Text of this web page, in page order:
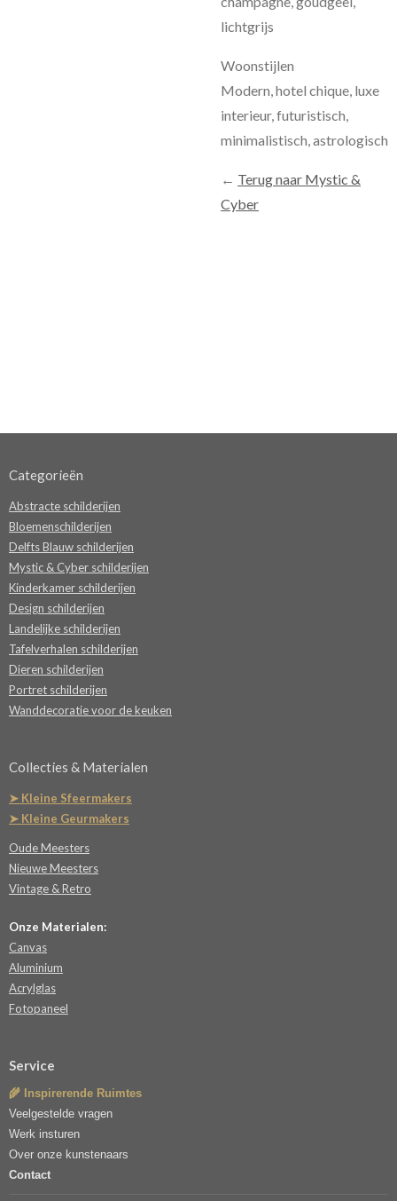
lichtgrijs
Woonstijlen
Modern, hotel chique, luxe
interieur, futuristisch,
minimalistisch, astrologisch
← Terug naar Mystic &
Cyber
Categorieën
Abstracte schilderijen
Bloemenschilderijen
Delfts Blauw schilderijen
Mystic & Cyber schilderijen
Kinderkamer schilderijen
Design schilderijen
Landelijke schilderijen
Tafelverhalen schilderijen
Dieren schilderijen
Portret schilderijen
Wanddecoratie voor de keuken
Collecties & Materialen
➤ Kleine Sfeermakers
➤ Kleine Geurmakers
Oude Meesters
Nieuwe Meesters
Vintage & Retro
Onze Materialen:
Canvas
Aluminium
Acrylglas
Fotopaneel
Service
🌾 Inspirerende Ruimtes
Veelgestelde vragen
Werk insturen
Over onze kunstenaars
Contact